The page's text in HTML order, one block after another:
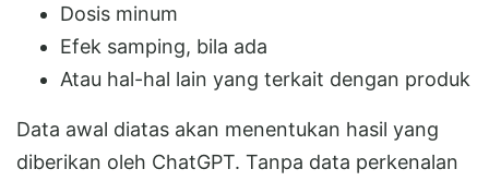
Dosis minum
Efek samping, bila ada
Atau hal-hal lain yang terkait dengan produk
Data awal diatas akan menentukan hasil yang
diberikan oleh ChatGPT. Tanpa data perkenalan